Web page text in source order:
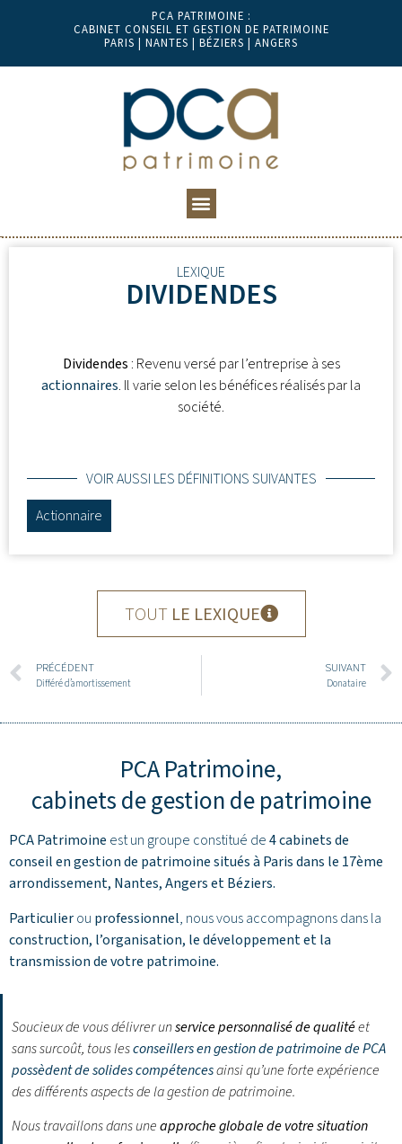
PCA PATRIMOINE :
CABINET CONSEIL ET GESTION DE PATRIMOINE
PARIS | NANTES | BÉZIERS | ANGERS
LEXIQUE
DIVIDENDES
Dividendes : Revenu versé par l’entreprise à ses
actionnaires. Il varie selon les bénéfices réalisés par la
société.
VOIR AUSSI LES DÉFINITIONS SUIVANTES
Actionnaire
TOUT LE LEXIQUE
PRÉCÉDENT
Différé d’amortissement
SUIVANT
Donataire
PCA Patrimoine,
cabinets de gestion de patrimoine
PCA Patrimoine est un groupe constitué de4 cabinets de
conseil en gestion de patrimoine situés à Paris dans le 17ème
arrondissement, Nantes,AngersetBéziers.
Particulierou professionnel, nous vous accompagnons dans la
construction, l’organisation, le développement et la
transmission de votre patrimoine.
Soucieux de vous délivrer unservice personnalisé de qualitéet
sans surcoût, tous lesconseillers en gestion de patrimoine de PCA
possèdent de solides compétencesainsi qu’une forte expérience
des différents aspects de la gestion de patrimoine.
Nous travaillons dans uneapproche globale de votre situation